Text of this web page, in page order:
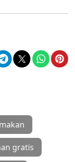
makan
gratis